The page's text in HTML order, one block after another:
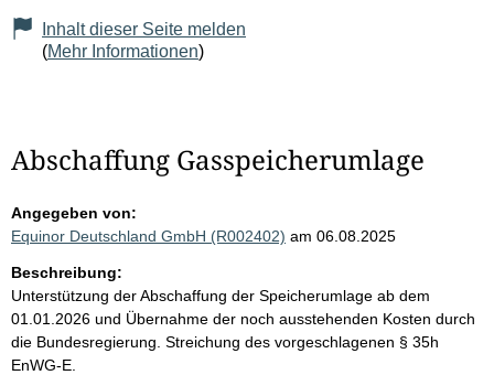
Inhalt dieser Seite melden
(Mehr Informationen)
Abschaffung Gasspeicherumlage
Angegeben von:
Equinor Deutschland GmbH (R002402) am 06.08.2025
Beschreibung:
Unterstützung der Abschaffung der Speicherumlage ab dem
01.01.2026 und Übernahme der noch ausstehenden Kosten durch
die Bundesregierung. Streichung des vorgeschlagenen § 35h
EnWG-E.